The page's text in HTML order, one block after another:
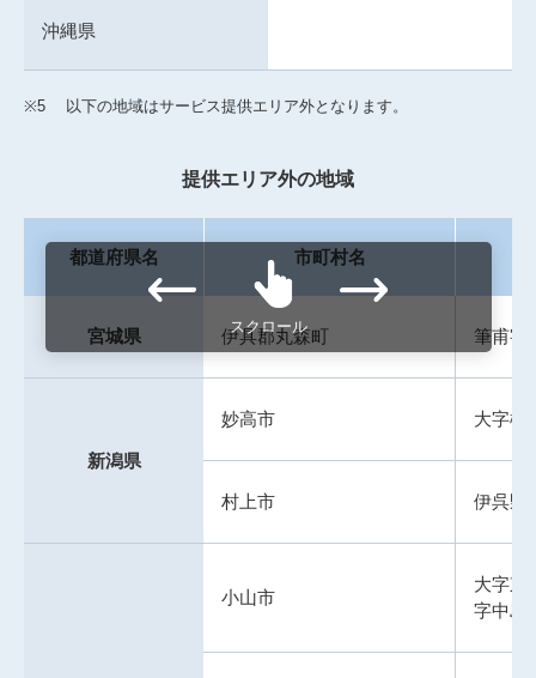
沖縄県
※5 以下の地域はサービス提供エリア外となります。
提供エリア外の地域
スクロール
都道府県名 市町村名
宮城県 伊具郡丸森町 筆甫字
新潟県
妙高市 大字樽
村上市 伊呉野
小山市
大字東
字中島